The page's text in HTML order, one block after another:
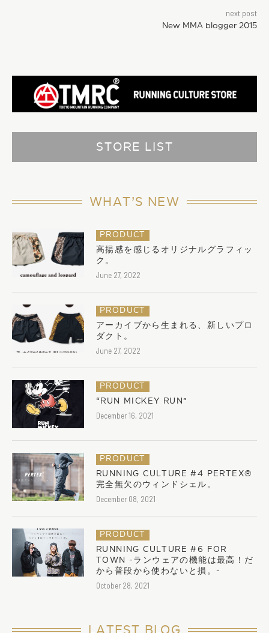
next post
New MMA blogger 2015
STORE LIST
WHAT’S NEW
PRODUCT
高揚感を感じるオリジナルグラフィッ
ク。
June 27, 2022
PRODUCT
アーカイブから生まれる、新しいプロ
ダクト。
June 27, 2022
PRODUCT
“RUN MICKEY RUN”
December 16, 2021
PRODUCT
RUNNING CULTURE #4 PERTEX®︎
完全無欠のウィンドシェル。
December 08, 2021
PRODUCT
RUNNING CULTURE #6 FOR
TOWN -ランウェアの機能は最高！だ
から普段から使わないと損。-
October 28, 2021